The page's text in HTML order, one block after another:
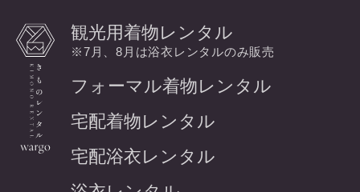
観光用着物レンタル
※7月、8月は浴衣レンタルのみ販売
フォーマル着物レンタル
宅配着物レンタル
宅配浴衣レンタル